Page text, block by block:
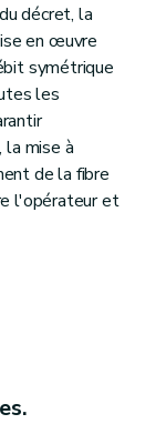
décret, la
en œuvre
symétrique
les
mise à
de la fibre
l'opérateur et